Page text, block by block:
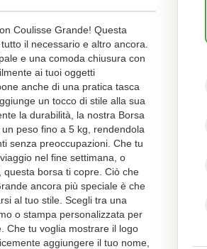
Coulisse Grande! Questa
il necessario e altro ancora.
e una comoda chiusura con
ai tuoi oggetti
anche di una pratica tasca
un tocco di stile alla sua
la durabilità, la nostra Borsa
peso fino a 5 kg, rendendola
senza preoccupazioni. Che tu
nel fine settimana, o
borsa ti copre. Ciò che
ancora più speciale è che
al tuo stile. Scegli tra una
o stampa personalizzata per
Che tu voglia mostrare il logo
aggiungere il tuo nome,